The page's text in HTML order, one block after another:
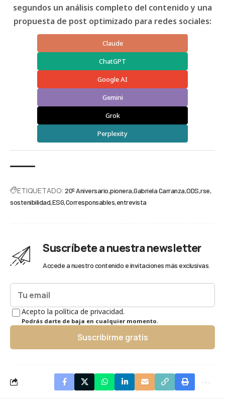
segundos un análisis completo del contenido y una
propuesta de post optimizado para redes sociales:
Claude
ChatGPT
Google AI
Gemini
Grok
Perplexity
ETIQUETADO: 20º Aniversario pionera Gabriela Carranza ODS rse
sostenibilidad ESG Corresponsables entrevista
Suscríbete a nuestra newsletter
Accede a nuestro contenido e invitaciones más exclusivas.
Acepto la política de privacidad.
Podrás darte de baja en cualquier momento.
Suscribirme gratis